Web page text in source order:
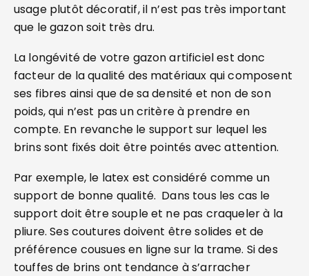
usage plutôt décoratif, il n’est pas très important
que le gazon soit très dru.
La longévité de votre gazon artificiel est donc
facteur de la qualité des matériaux qui composent
ses fibres ainsi que de sa densité et non de son
poids, qui n’est pas un critère à prendre en
compte. En revanche le support sur lequel les
brins sont fixés doit être pointés avec attention.
Par exemple, le latex est considéré comme un
support de bonne qualité. Dans tous les cas le
support doit être souple et ne pas craqueler à la
pliure. Ses coutures doivent être solides et de
préférence cousues en ligne sur la trame. Si des
touffes de brins ont tendance à s’arracher